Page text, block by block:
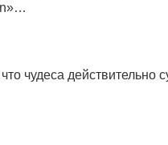
чудеса действительно